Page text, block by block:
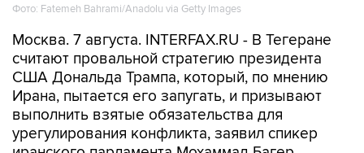
Фото: Fatemeh Bahrami/Anadolu via Getty Images
Москва. 7 августа. INTERFAX.RU - В Тегеране
считают провальной стратегию президента
США Дональда Трампа, который, по мнению
Ирана, пытается его запугать, и призывают
выполнить взятые обязательства для
урегулирования конфликта, заявил спикер